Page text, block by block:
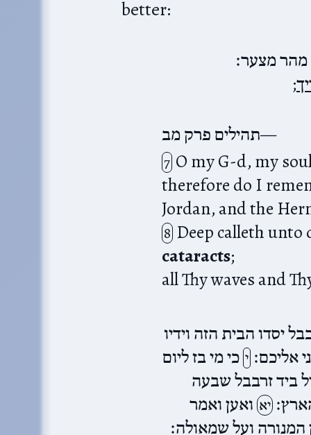
better:
מהר מצער׃
;
תהילים פרק מב
7 O my G-d, my
therefore do I
Jordan, and the
8 Deep calleth unto
cataracts;
all Thy waves and
יסדו הבית הזה וידיו
אליכם׃ י כי מי בז ליום
ביד זרבבל שבעה
יא ואען ואמר
המנורה ועל שמאולה׃